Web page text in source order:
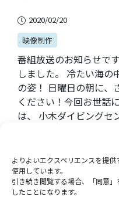
よりよいエクスペリエンスを提
使用しています。
引き続き閲覧する場合、「同意
したことになります。
2020/02/20
映像制作
番組放送のお知らせで
しました。 冷たい海の
の姿！ 日曜日の朝に、
ください！今回お世話
は、 小木ダイビングセ
稿
1